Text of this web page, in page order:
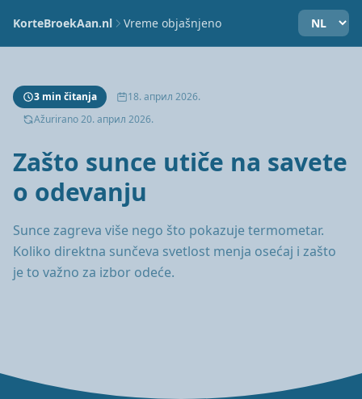
KorteBroekAan.nl Vreme objašnjeno
3 min čitanja
18. април 2026.
Ažurirano 20. април 2026.
Zašto sunce utiče na savete
o odevanju
Sunce zagreva više nego što pokazuje termometar.
Koliko direktna sunčeva svetlost menja osećaj i zašto
je to važno za izbor odeće.